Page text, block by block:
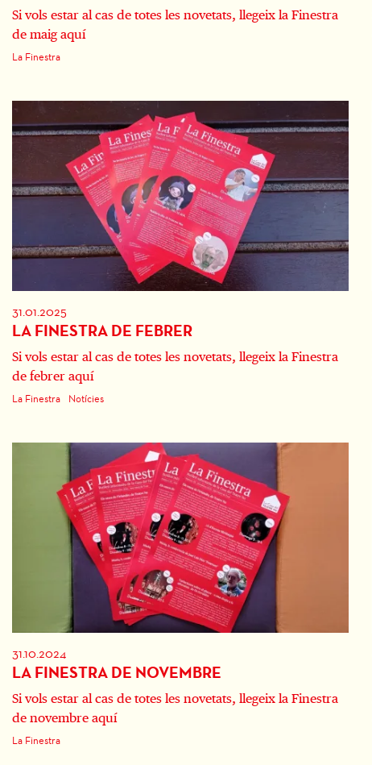
Si vols estar al cas de totes les novetats, llegeix la Finestra
de maig aquí
La Finestra
31.01.2025
LA FINESTRA DE FEBRER
Si vols estar al cas de totes les novetats, llegeix la Finestra
de febrer aquí
La Finestra Notícies
31.10.2024
LA FINESTRA DE NOVEMBRE
Si vols estar al cas de totes les novetats, llegeix la Finestra
de novembre aquí
La Finestra